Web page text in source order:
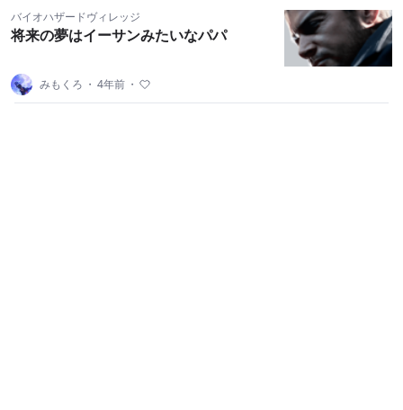
バイオハザードヴィレッジ
将来の夢はイーサンみたいなパパ
みもくろ ・ 4年前 ・